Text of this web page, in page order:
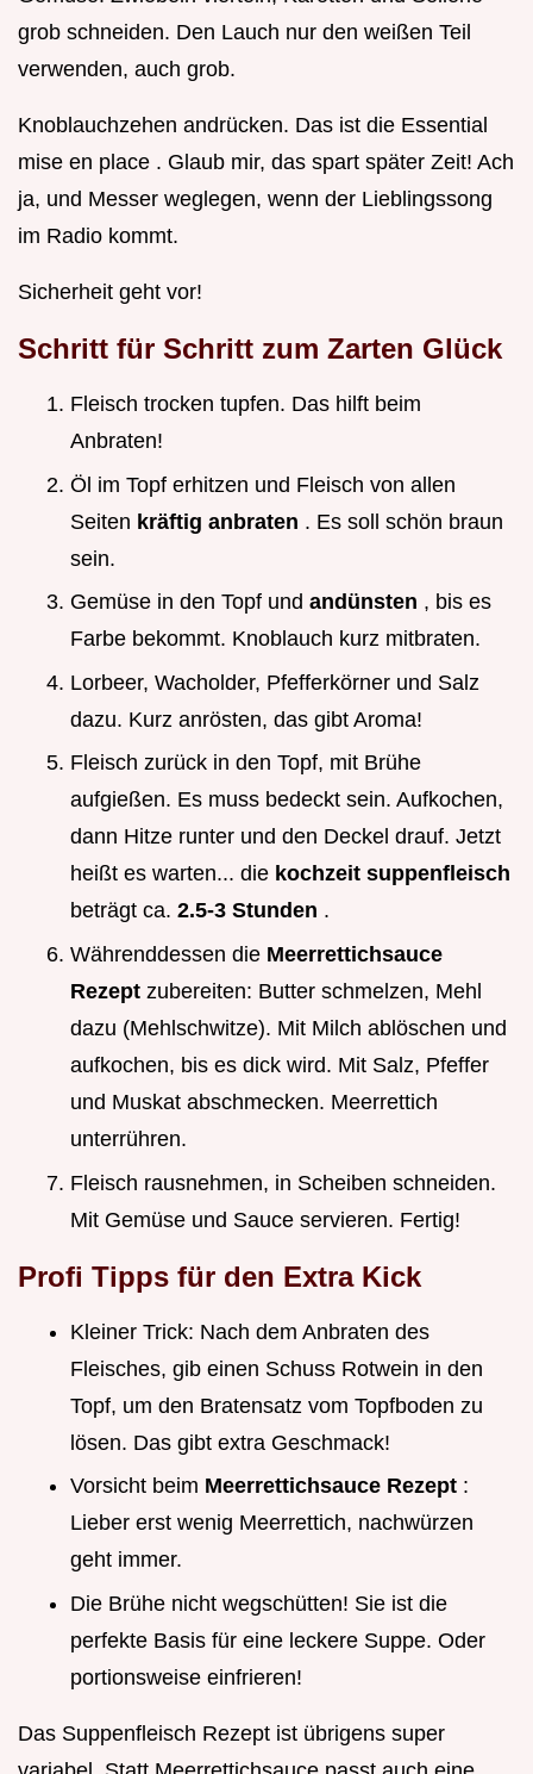
grob schneiden. Den Lauch nur den weißen Teil
verwenden, auch grob.
Knoblauchzehen andrücken. Das ist die Essential
mise en place . Glaub mir, das spart später Zeit! Ach
ja, und Messer weglegen, wenn der Lieblingssong
im Radio kommt.
Sicherheit geht vor!
Schritt für Schritt zum Zarten Glück
Fleisch trocken tupfen. Das hilft beim
Anbraten!
Öl im Topf erhitzen und Fleisch von allen
Seiten kräftig anbraten . Es soll schön braun
sein.
Gemüse in den Topf und andünsten , bis es
Farbe bekommt. Knoblauch kurz mitbraten.
Lorbeer, Wacholder, Pfefferkörner und Salz
dazu. Kurz anrösten, das gibt Aroma!
Fleisch zurück in den Topf, mit Brühe
aufgießen. Es muss bedeckt sein. Aufkochen,
dann Hitze runter und den Deckel drauf. Jetzt
heißt es warten... die kochzeit suppenfleisch
beträgt ca. 2.5-3 Stunden .
Währenddessen die Meerrettichsauce
Rezept zubereiten: Butter schmelzen, Mehl
dazu (Mehlschwitze). Mit Milch ablöschen und
aufkochen, bis es dick wird. Mit Salz, Pfeffer
und Muskat abschmecken. Meerrettich
unterrühren.
Fleisch rausnehmen, in Scheiben schneiden.
Mit Gemüse und Sauce servieren. Fertig!
Profi Tipps für den Extra Kick
Kleiner Trick: Nach dem Anbraten des
Fleisches, gib einen Schuss Rotwein in den
Topf, um den Bratensatz vom Topfboden zu
lösen. Das gibt extra Geschmack!
Vorsicht beim Meerrettichsauce Rezept :
Lieber erst wenig Meerrettich, nachwürzen
geht immer.
Die Brühe nicht wegschütten! Sie ist die
perfekte Basis für eine leckere Suppe. Oder
portionsweise einfrieren!
Das Suppenfleisch Rezept ist übrigens super